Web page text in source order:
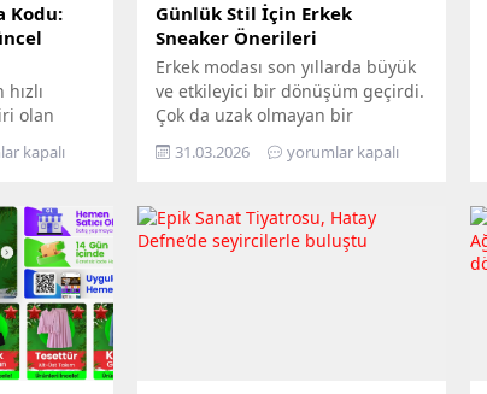
Kodu:
olan
büyüyen
adres
alanda
taşıyor.
sıkça
posta
bilgileri
kapalı
Günlük Stil İçin Erkek
Sneaker Önerileri
Erkek modası son yıllarda büyük
ve etkileyici bir dönüşüm geçirdi.
Çok da uzak olmayan bir
geçmişte sadece spor
salonlarında, antrenmanlarda
tercih edilen ayakkabılar,
günümüzde günlük giyimin ve
31.03.2026 yorumlar kapalı